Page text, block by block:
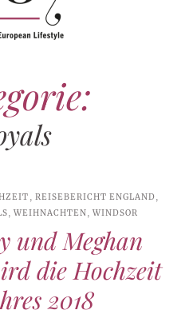
, REISEBERICHT ENGLAND,
, WEIHNACHTEN,WINDSOR
und Meghan
die Hochzeit
2018